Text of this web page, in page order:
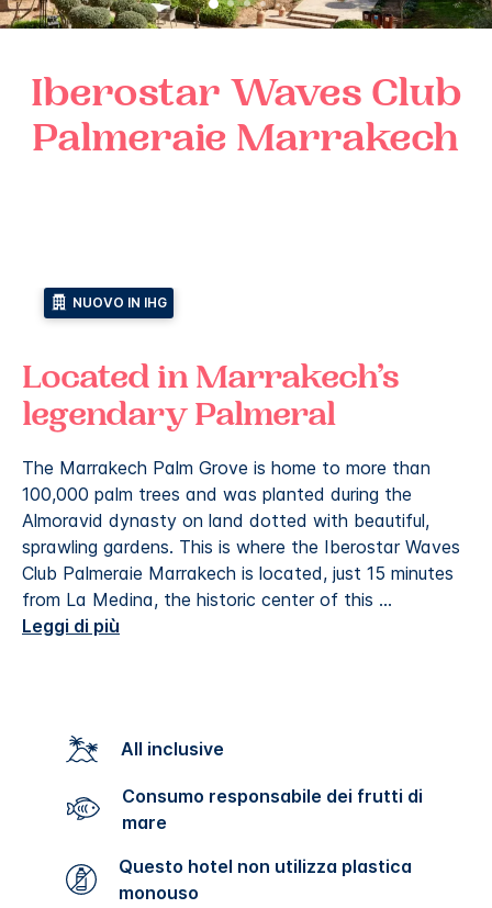
Iberostar Waves Club
Palmeraie Marrakech
NUOVO IN IHG
Located in Marrakech’s
legendary Palmeral
The Marrakech Palm Grove is home to more than
100,000 palm trees and was planted during the
Almoravid dynasty on land dotted with beautiful,
sprawling gardens. This is where the Iberostar Waves
Club Palmeraie Marrakech is located, just 15 minutes
from La Medina, the historic center of this ...
Leggi di più
All inclusive
Consumo responsabile dei frutti di
mare
Questo hotel non utilizza plastica
monouso